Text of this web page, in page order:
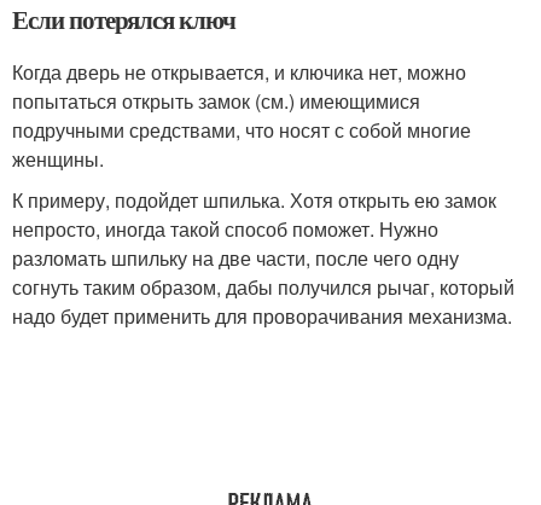
Если потерялся ключ
Когда дверь не открывается, и ключика нет, можно
попытаться открыть замок (см.) имеющимися
подручными средствами, что носят с собой многие
женщины.
К примеру, подойдет шпилька. Хотя открыть ею замок
непросто, иногда такой способ поможет. Нужно
разломать шпильку на две части, после чего одну
согнуть таким образом, дабы получился рычаг, который
надо будет применить для проворачивания механизма.